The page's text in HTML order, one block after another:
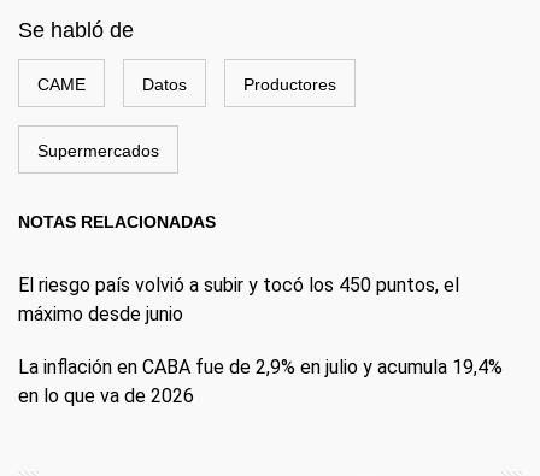
Se habló de
CAME Datos Productores
Supermercados
NOTAS RELACIONADAS
El riesgo país volvió a subir y tocó los 450 puntos, el
máximo desde junio
La inflación en CABA fue de 2,9% en julio y acumula 19,4%
en lo que va de 2026